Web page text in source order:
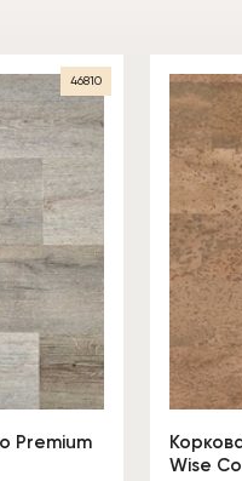
46810
Premium
Wise